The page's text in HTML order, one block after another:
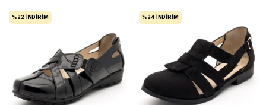
%22 İNDIRIM %24 İNDIRIM